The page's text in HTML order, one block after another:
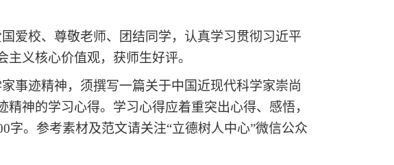
爱校、尊敬老师、团结同学，认真学习贯彻习近平
义核心价值观，获师生好评。
事迹精神，须撰写一篇关于中国近现代科学家崇尚
神的学习心得。学习心得应着重突出心得、感悟，
字。参考素材及范文请关注“立德树人中心”微信公众